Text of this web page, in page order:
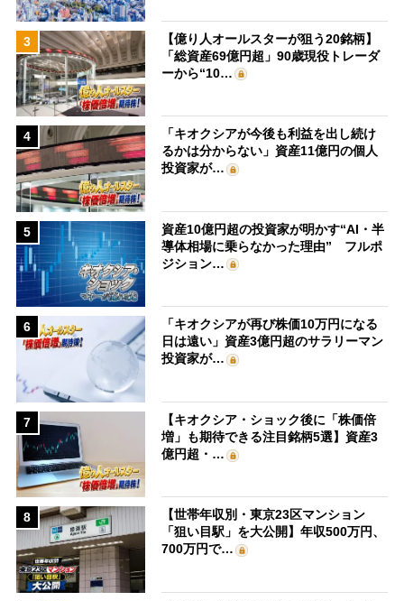
3
【億り人オールスターが狙う20銘柄】
「総資産69億円超」90歳現役トレーダ
ーから“10…
4
「キオクシアが今後も利益を出し続け
るかは分からない」資産11億円の個人
投資家が…
5
資産10億円超の投資家が明かす“AI・半
導体相場に乗らなかった理由” フルポ
ジション…
6
「キオクシアが再び株価10万円になる
日は遠い」資産3億円超のサラリーマン
投資家が…
7
【キオクシア・ショック後に「株価倍
増」も期待できる注目銘柄5選】資産3
億円超・…
8
【世帯年収別・東京23区マンション
「狙い目駅」を大公開】年収500万円、
700万円で…